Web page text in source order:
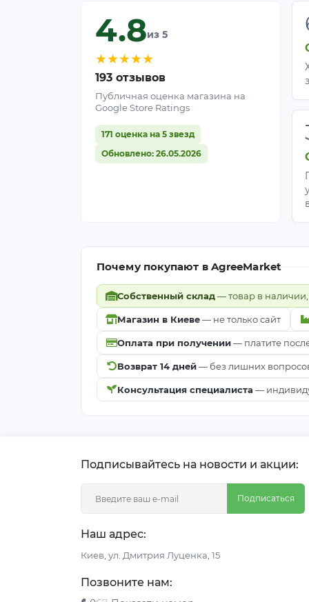
4.8из 5
★★★★★
193 отзывов
Публичная оценка магазина на
Google Store Ratings
171 оценка на 5 звезд
Обновлено: 26.05.2026
Почему покупают в AgreeMarket
Собственный склад— товар в наличии,
Магазин в Киеве— не только сайт
Оплата при получении— платите
Возврат 14 дней— без лишних
Консультация специалиста —
Подписывайтесь на новости и акции:
Подписаться
Наш адрес:
Киeв, ул. Дмитрия Луценка, 15
Позвоните нам: